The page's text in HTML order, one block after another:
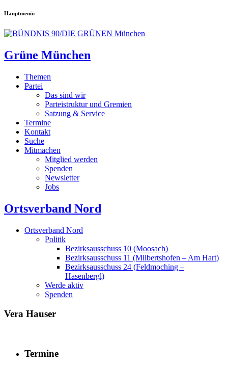
Hauptmenü:
Grüne München
Themen
Partei
Das sind wir
Parteistruktur und Gremien
Satzung & Service
Termine
Kontakt
Suche
Mitmachen
Mitglied werden
Spenden
Newsletter
Jobs
Ortsverband Nord
Ortsverband Nord
Politik
Bezirksausschuss 10 (Moosach)
Bezirksausschuss 11 (Milbertshofen – Am Hart)
Bezirksausschuss 24 (Feldmoching –
Hasenbergl)
Werde aktiv
Spenden
Vera Hauser
Termine